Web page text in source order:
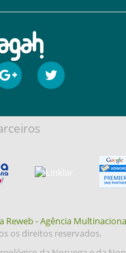
Reweb - Agência
os direitos reservados.